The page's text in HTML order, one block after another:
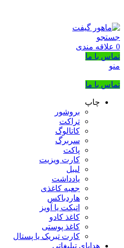
جستجو
0 علاقه مندی
تماس با ما
منو
تماس با ما
چاپ
بروشور
تراکت
کاتالوگ
سربرگ
پاکت
کارت ویزیت
لیبل
یادداشت
جعبه کاغذی
هاردباکس
اتیکت یا آویز
کاغذ کادو
کاغذ پوستی
کارت تبریک یا پستال
هدایای تبلیغاتی